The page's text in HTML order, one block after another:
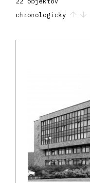
chronologicky